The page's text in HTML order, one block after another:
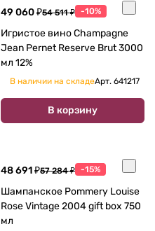
49 060 ₽54 511 ₽ -10%
Игристое вино Champagne
Jean Pernet Reserve Brut 3000
мл 12%
В наличии на складеАрт. 641217
В корзину
48 691 ₽57 284 ₽ -15%
Шампанское Pommery Louise
Rose Vintage 2004 gift box 750
мл